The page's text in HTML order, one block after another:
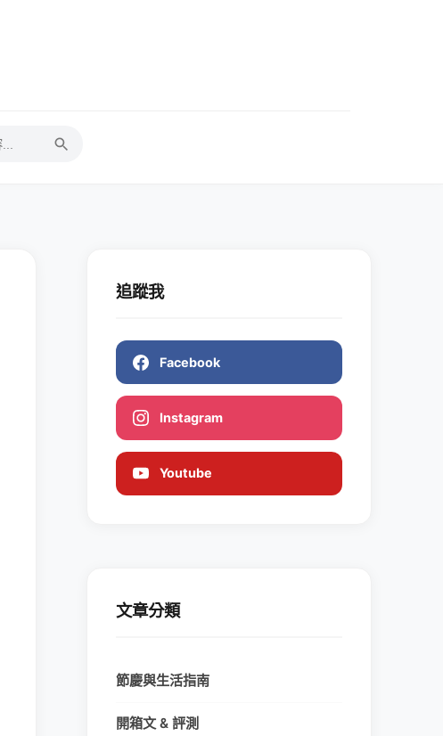
追蹤我
Facebook
Instagram
Youtube
文章分類
節慶與生活指南
開箱文 & 評測